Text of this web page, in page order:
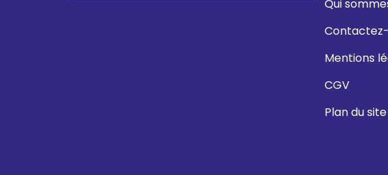
Qui
Mentions
CGV
Plan du site